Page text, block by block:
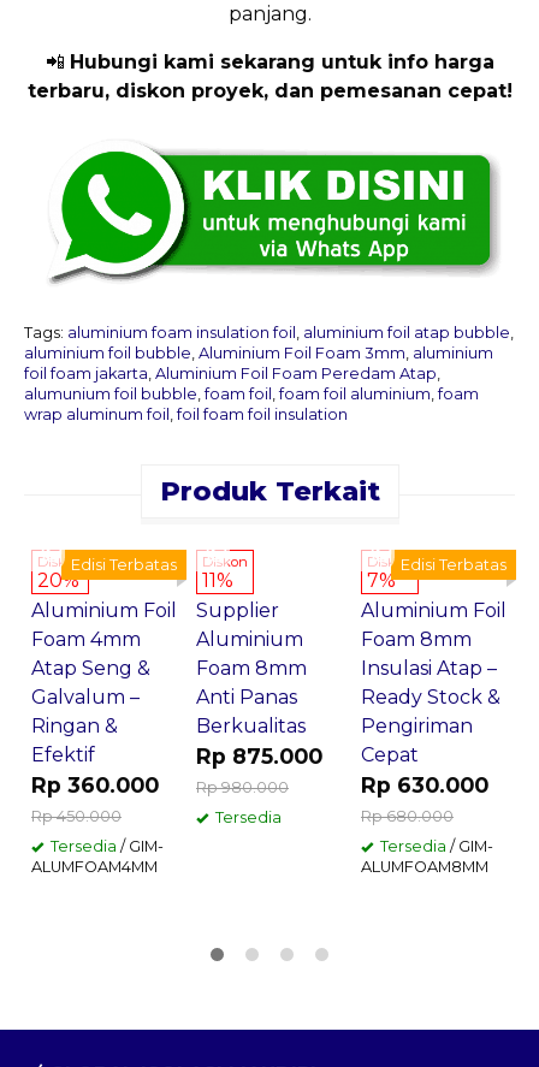
panjang.
📲 Hubungi kami sekarang untuk info harga
terbaru, diskon proyek, dan pemesanan cepat!
Tags: aluminium foam insulation foil aluminium foil atap bubble
aluminium foil bubble Aluminium Foil Foam 3mm aluminium
foil foam jakarta Aluminium Foil Foam Peredam Atap
alumunium foil bubble ,foam foil ,foam foil aluminium ,foam
wrap aluminum foil ,foil foam foil insulation
Produk Terkait
Edisi Terbatas
Diskon
20%
Jual
Aluminium Foil
Foam 4mm
Atap Seng &
Galvalum –
Ringan &
Efektif
Rp 360.000
Rp 450.000
Tersedia / GIM-
ALUMFOAM4MM
Pesan
Diskon
11%
Supplier
Aluminium
Foam 8mm
Anti Panas
Berkualitas
Rp 875.000
Rp 980.000
Tersedia
Edisi Terbatas
Diskon
7%
Jual
Aluminium Foil
Foam 8mm
Insulasi Atap –
Ready Stock &
Pengiriman
Cepat
Rp 630.000
Rp 680.000
Tersedia / GIM-
ALUMFOAM8MM